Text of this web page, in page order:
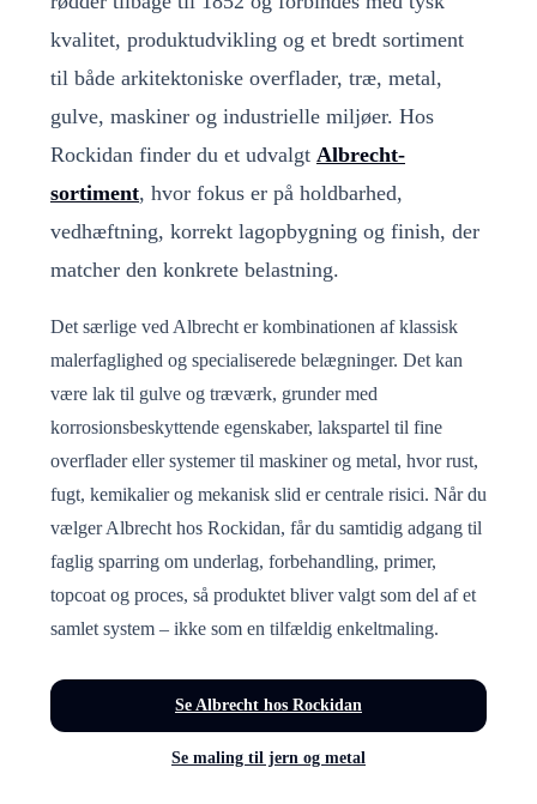
kvalitet, produktudvikling og et bredt sortiment
til både arkitektoniske overflader, træ, metal,
gulve, maskiner og industrielle miljøer. Hos
Rockidan finder du et udvalgt Albrecht-
sortiment, hvor fokus er på holdbarhed,
vedhæftning, korrekt lagopbygning og finish, der
matcher den konkrete belastning.
Det særlige ved Albrecht er kombinationen af klassisk
malerfaglighed og specialiserede belægninger. Det kan
være lak til gulve og træværk, grunder med
korrosionsbeskyttende egenskaber, lakspartel til fine
overflader eller systemer til maskiner og metal, hvor rust,
fugt, kemikalier og mekanisk slid er centrale risici. Når du
vælger Albrecht hos Rockidan, får du samtidig adgang til
faglig sparring om underlag, forbehandling, primer,
topcoat og proces, så produktet bliver valgt som del af et
samlet system – ikke som en tilfældig enkeltmaling.
Se Albrecht hos Rockidan
Se maling til jern og metal